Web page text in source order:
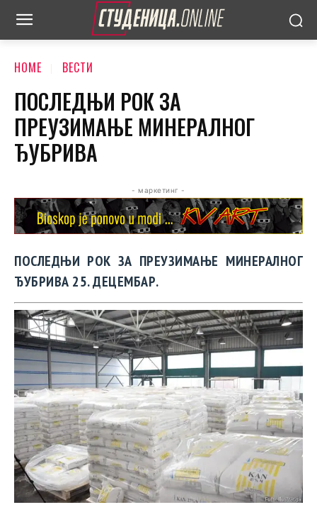
HOME ВЕСТИ
ПОСЛЕДЊИ РОК ЗА
ПРЕУЗИМАЊЕ МИНЕРАЛНОГ
ЂУБРИВА
- маркетинг -
ПОСЛЕДЊИ РОК ЗА ПРЕУЗИМАЊЕ МИНЕРАЛНОГ
ЂУБРИВА 25. ДЕЦЕМБАР.